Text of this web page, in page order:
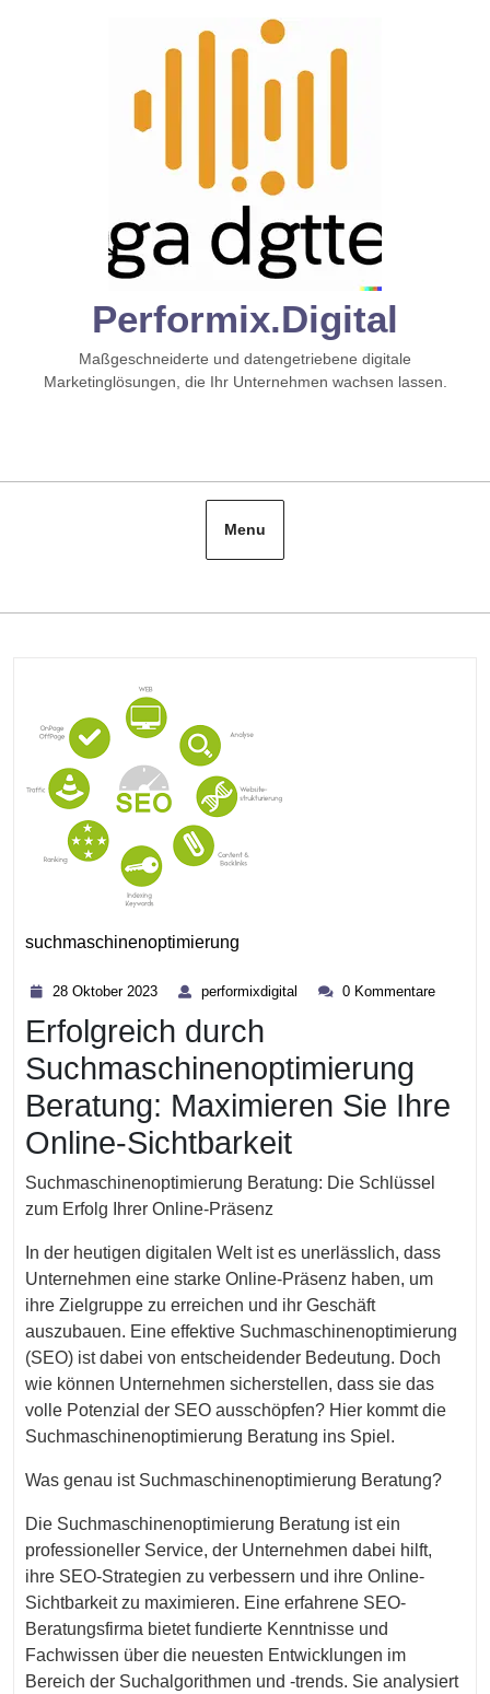
Performix.digital
Maßgeschneiderte und datengetriebene digitale
Marketinglösungen, die Ihr Unternehmen wachsen lassen.
Menu
suchmaschinenoptimierung
28 Oktober 2023
2023
performixdigital performixdigital
0 Kommentare
Erfolgreich durch
Suchmaschinenoptimierung
Beratung: Maximieren Sie Ihre
Online-Sichtbarkeit
Suchmaschinenoptimierung Beratung: Die Schlüssel
zum Erfolg Ihrer Online-Präsenz
In der heutigen digitalen Welt ist es unerlässlich, dass
Unternehmen eine starke Online-Präsenz haben, um
ihre Zielgruppe zu erreichen und ihr Geschäft
auszubauen. Eine effektive Suchmaschinenoptimierung
(SEO) ist dabei von entscheidender Bedeutung. Doch
wie können Unternehmen sicherstellen, dass sie das
volle Potenzial der SEO ausschöpfen? Hier kommt die
Suchmaschinenoptimierung Beratung ins Spiel.
Was genau ist Suchmaschinenoptimierung Beratung?
Die Suchmaschinenoptimierung Beratung ist ein
professioneller Service, der Unternehmen dabei hilft,
ihre SEO-Strategien zu verbessern und ihre Online-
Sichtbarkeit zu maximieren. Eine erfahrene SEO-
Beratungsfirma bietet fundierte Kenntnisse und
Fachwissen über die neuesten Entwicklungen im
Bereich der Suchalgorithmen und -trends. Sie analysiert